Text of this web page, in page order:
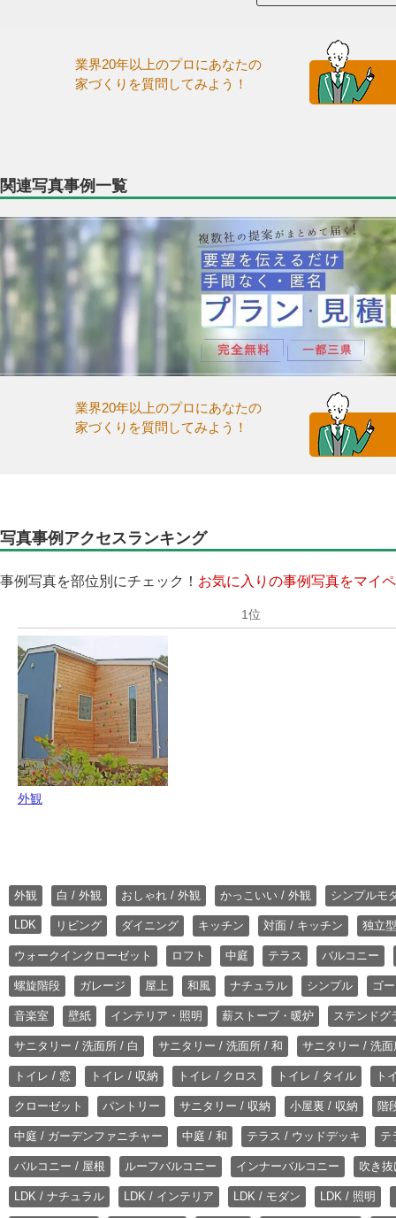
業界20年以上のプロにあなたの
家づくりを質問してみよう！
関連写真事例一覧
業界20年以上のプロにあなたの
家づくりを質問してみよう！
写真事例アクセスランキング
事例写真を部位別にチェック！ お気に入りの事例写真をマイ
外観
外観 白 / 外観 おしゃれ / 外観 かっこいい / 外観 シンプルモ
LDK リビング ダイニング キッチン 対面 / キッチン 独立
ウォークインクローゼット ロフト 中庭 テラス バルコニー
螺旋階段 ガレージ 屋上 和風 ナチュラル シンプル ゴ
音楽室 壁紙 インテリア・照明 薪ストーブ・暖炉 ステンドグ
サニタリー / 洗面所 / 白 サニタリー / 洗面所 / 和 サニタリー / 洗
トイレ / 窓 トイレ / 収納 トイレ / クロス トイレ / タイル ト
クローゼット パントリー サニタリー / 収納 小屋裏 / 収納 階
中庭 / ガーデンファニチャー 中庭 / 和 テラス / ウッドデッキ テ
バルコニー / 屋根 ルーフバルコニー インナーバルコニー 吹き
LDK / ナチュラル LDK / インテリア LDK / モダン LDK / 照明